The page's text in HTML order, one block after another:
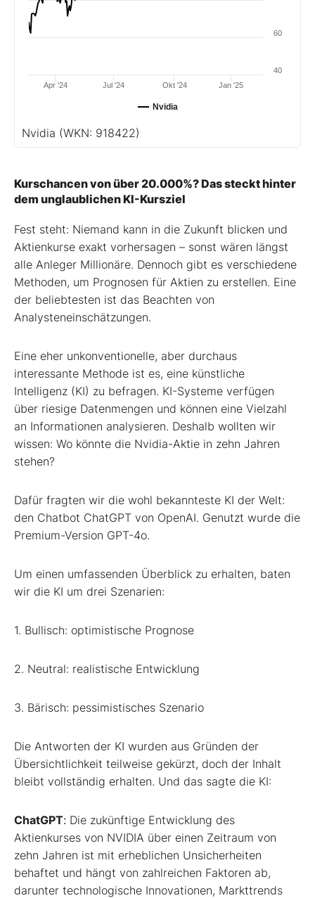
Nvidia
Jul '24 Jan '25
Apr '24 Okt '24
40
60
Nvidia (WKN: 918422)
Kurschancen von über 20.000%? Das steckt hinter
dem unglaublichen KI-Kursziel
Fest steht: Niemand kann in die Zukunft blicken und
Aktienkurse exakt vorhersagen – sonst wären längst
alle Anleger Millionäre. Dennoch gibt es verschiedene
Methoden, um Prognosen für Aktien zu erstellen. Eine
der beliebtesten ist das Beachten von
Analysteneinschätzungen.
Eine eher unkonventionelle, aber durchaus
interessante Methode ist es, eine künstliche
Intelligenz (KI) zu befragen. KI-Systeme verfügen
über riesige Datenmengen und können eine Vielzahl
an Informationen analysieren. Deshalb wollten wir
wissen: Wo könnte die Nvidia-Aktie in zehn Jahren
stehen?
Dafür fragten wir die wohl bekannteste KI der Welt:
den Chatbot ChatGPT von OpenAI. Genutzt wurde die
Premium-Version GPT-4o.
Um einen umfassenden Überblick zu erhalten, baten
wir die KI um drei Szenarien:
1. Bullisch: optimistische Prognose
2. Neutral: realistische Entwicklung
3. Bärisch: pessimistisches Szenario
Die Antworten der KI wurden aus Gründen der
Übersichtlichkeit teilweise gekürzt, doch der Inhalt
bleibt vollständig erhalten. Und das sagte die KI:
ChatGPT: Die zukünftige Entwicklung des
Aktienkurses von NVIDIA über einen Zeitraum von
zehn Jahren ist mit erheblichen Unsicherheiten
behaftet und hängt von zahlreichen Faktoren ab,
darunter technologische Innovationen, Markttrends